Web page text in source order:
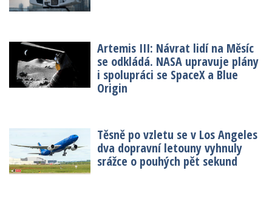
Artemis III: Návrat lidí na Měsíc
se odkládá. NASA upravuje plány
i spolupráci se SpaceX a Blue
Origin
Těsně po vzletu se v Los Angeles
dva dopravní letouny vyhnuly
srážce o pouhých pět sekund